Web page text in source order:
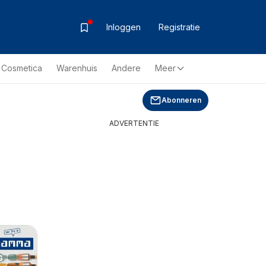
Inloggen Registratie
Warenhuis Andere Meer
Abonneren
ADVERTENTIE